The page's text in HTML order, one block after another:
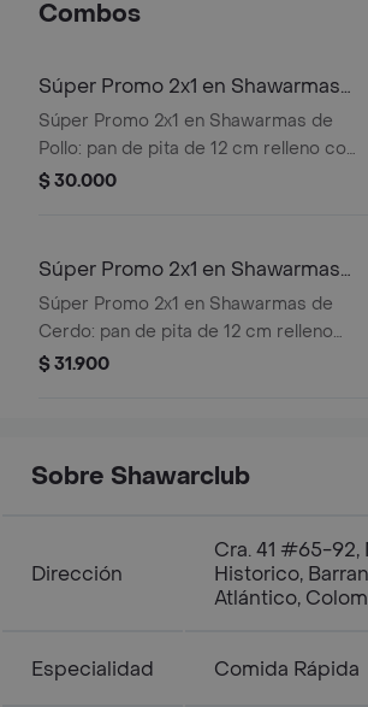
americano,, junto un mix de papas
tocineta, mozarella gratinado y queso
holandés rayado.
Combos
Súper Promo 2x1 en Shawarmas
de Pollo
Súper Promo 2x1 en Shawarmas de
Pollo: pan de pita de 12 cm relleno con
pechuga de pollo salteada, cebollín
$ 30.000
Súper Promo 2x1 en Shawarmas
de Cerdo
Súper Promo 2x1 en Shawarmas de
Cerdo: pan de pita de 12 cm relleno
con cerdo salteado, cebollín chino,
$ 31.900
Sobre Shawarclub
Dirección
Cra. 41 #65-
Historico,
Atlántico,
Especialidad Comida Rápida